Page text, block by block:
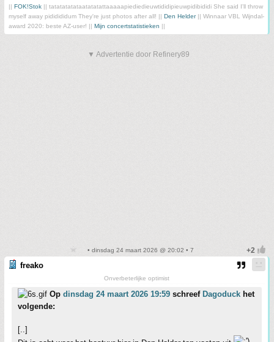
|| FOK!Stok || tatatatatataatatatattaaaaapiediedieuwtididipieuwpidibididi She said I'll throw
myself away pididididum They're just photos after all! || Den Helder|| Winnaar VBL Wijndal-
award 2020: beste AZ-user! || Mijn concertstatistieken ||
▼ Advertentie door Refinery89
• dinsdag 24 maart 2026 @ 20:02 • 7
freako
Onverbeterlijke optimist
Op dinsdag 24 maart 2026 19:59 schreef Dagoduck het
volgende:
[..]